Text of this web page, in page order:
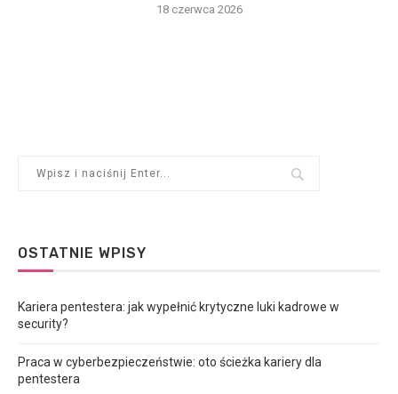
18 czerwca 2026
OSTATNIE WPISY
Kariera pentestera: jak wypełnić krytyczne luki kadrowe w
security?
Praca w cyberbezpieczeństwie: oto ścieżka kariery dla
pentestera